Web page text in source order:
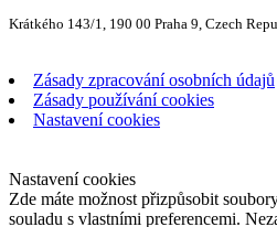
Krátkého 143/1, 190 00 Praha 9, Czech
Zásady zpracování osobních údajů
Zásady používání cookies
Nastavení cookies
Nastavení cookies
Zde máte možnost přizpůsobit
souladu s vlastními preferencemi.